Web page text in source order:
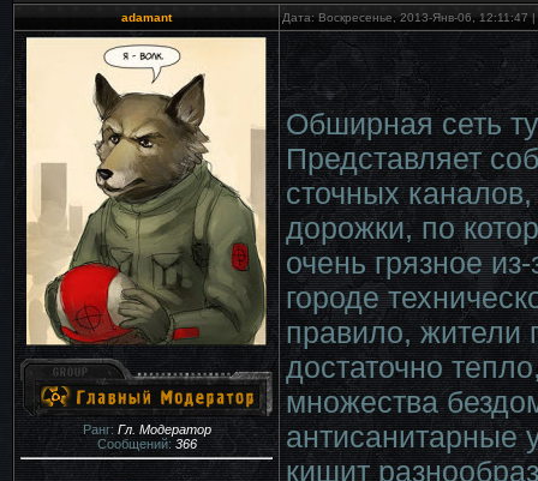
adamant Дата: Воскресенье, 2013-Янв-06,
Ранг: Гл. Модератор
Сообщений:366
Обширная сеть
Представляет
сточных
дорожки, по
очень грязное
городе
правило, жители
достаточно
множества
антисанитарные
кишит